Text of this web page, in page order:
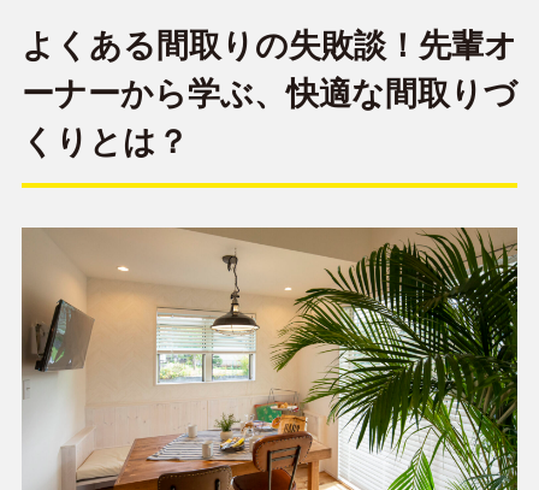
よくある間取りの失敗談！先輩オ
ーナーから学ぶ、快適な間取りづ
くりとは？